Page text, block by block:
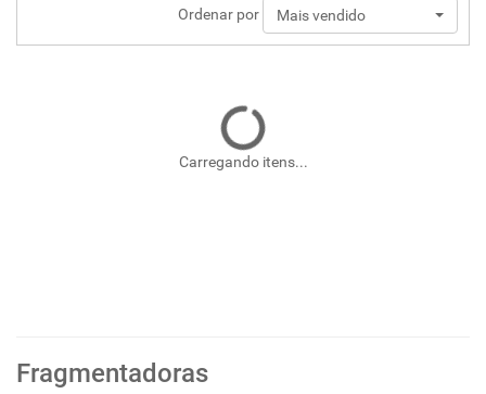
Ordenar por Mais vendido
Carregando itens...
Fragmentadoras